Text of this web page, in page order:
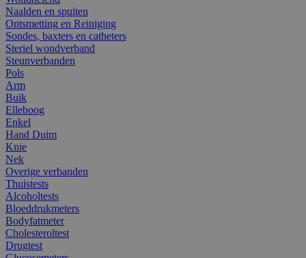
Naalden en spuiten
Ontsmetting en Reiniging
Sondes, baxters en catheters
Steriel wondverband
Steunverbanden
Pols
Arm
Buik
Elleboog
Enkel
Hand Duim
Knie
Nek
Overige verbanden
Thuistests
Alcoholtests
Bloeddrukmeters
Bodyfatmeter
Cholesteroltest
Drugtest